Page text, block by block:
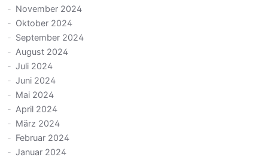
November 2024
Oktober 2024
September 2024
August 2024
Juli 2024
Juni 2024
Mai 2024
April 2024
März 2024
Februar 2024
Januar 2024